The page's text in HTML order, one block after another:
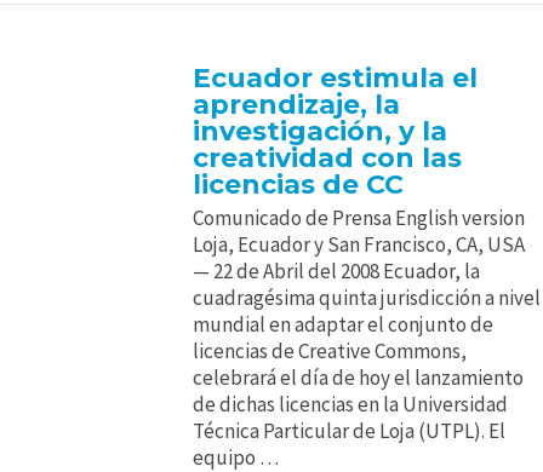
Ecuador estimula el
aprendizaje, la
investigación, y la
creatividad con las
licencias de CC
Comunicado de Prensa English version
Loja, Ecuador y San Francisco, CA, USA
— 22 de Abril del 2008 Ecuador, la
cuadragésima quinta jurisdicción a nivel
mundial en adaptar el conjunto de
licencias de Creative Commons,
celebrará el día de hoy el lanzamiento
de dichas licencias en la Universidad
Técnica Particular de Loja (UTPL). El
equipo …